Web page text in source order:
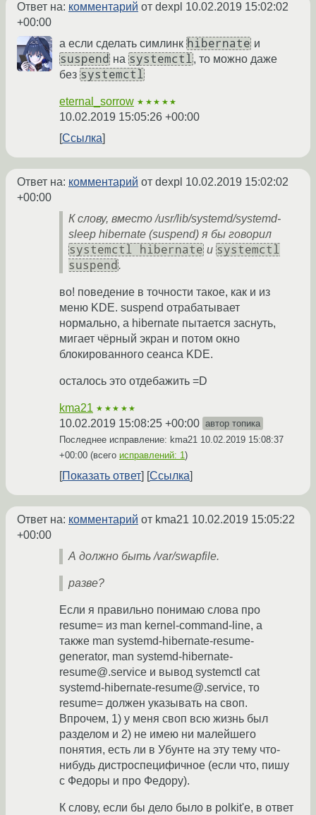
Ответ на: комментарий от dexpl 10.02.2019 15:02:02
+00:00
а если сделать симлинк hibernate и
suspend на systemctl, то можно даже
без systemctl
eternal_sorrow ★★★★★
10.02.2019 15:05:26 +00:00
Ссылка
Ответ на: комментарий от dexpl 10.02.2019 15:02:02
+00:00
К слову, вместо /usr/lib/systemd/systemd-
sleep hibernate (suspend) я бы говорил
systemctl hibernate и systemctl
suspend .
во! поведение в точности такое, как и из
меню KDE. suspend отрабатывает
нормально, а hibernate пытается заснуть,
мигает чёрный экран и потом окно
блокированного сеанса KDE.
осталось это отдебажить =D
kma21 ★★★★★
10.02.2019 15:08:25 +00:00 автор топика
Последнее исправление: kma21 10.02.2019 15:08:37
+00:00 (всего исправлений: 1)
Показать ответ Ссылка
Ответ на: комментарий от kma21 10.02.2019 15:05:22
+00:00
А должно быть /var/swapfile.
разве?
Если я правильно понимаю слова про
resume= из man kernel-command-line, а
также man systemd-hibernate-resume-
generator, man systemd-hibernate-
resume@.service и вывод systemctl cat
systemd-hibernate-resume@.service, то
resume= должен указывать на своп.
Впрочем, 1) у меня своп всю жизнь был
разделом и 2) не имею ни малейшего
понятия, есть ли в Убунте на эту тему что-
нибудь дистроспецифичное (если что, пишу
с Федоры и про Федору).
К слову, если бы дело было в polkit'е, в ответ